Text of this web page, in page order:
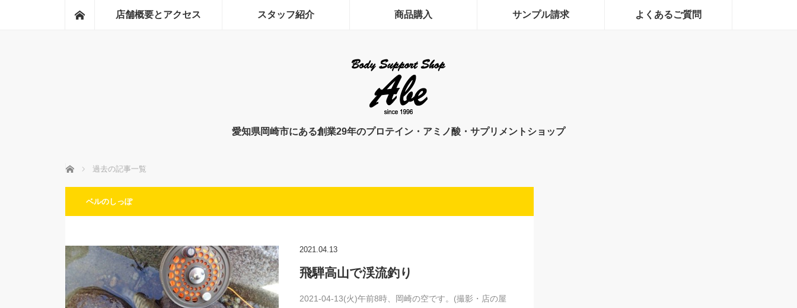
ホーム店舗概要とアクセス スタッフ紹介 商品購入 サンプル請求 よくあるご質問
愛知県岡崎市にある創業29年のプロテイン・アミノ酸・サプリメントショップ
ホーム 過去の記事一覧
ベルのしっぽ
2021.04.13
飛騨高山で渓流釣り
2021-04-13(火)午前8時、岡崎の空です。(撮影・店の屋